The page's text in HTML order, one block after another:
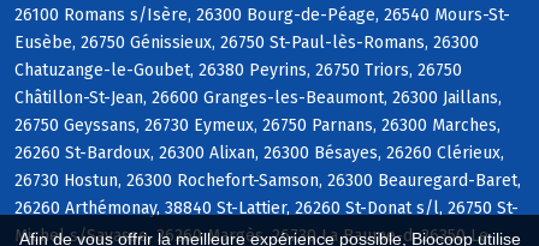
Afin de vous offrir la meilleure expérience possible, Biocoop utilise
26100 Romans s/Isère, 26300 Bourg-de-Péage, 26540 Mours-St-
Eusèbe, 26750 Génissieux, 26750 St-Paul-lès-Romans, 26300
Chatuzange-le-Goubet, 26380 Peyrins, 26750 Triors, 26750
Châtillon-St-Jean, 26600 Granges-les-Beaumont, 26300 Jaillans,
26750 Geyssans, 26730 Eymeux, 26750 Parnans, 26300 Marches,
26260 St-Bardoux, 26300 Alixan, 26300 Bésayes, 26260 Clérieux,
26730 Hostun, 26300 Rochefort-Samson, 26300 Beauregard-Baret,
26260 Arthémonay, 38840 St-Lattier, 26260 St-Donat s/l, 26750 St-
Michel s/Savasse, 26260 Margès, 26730 La Baume-d, 26350 Le